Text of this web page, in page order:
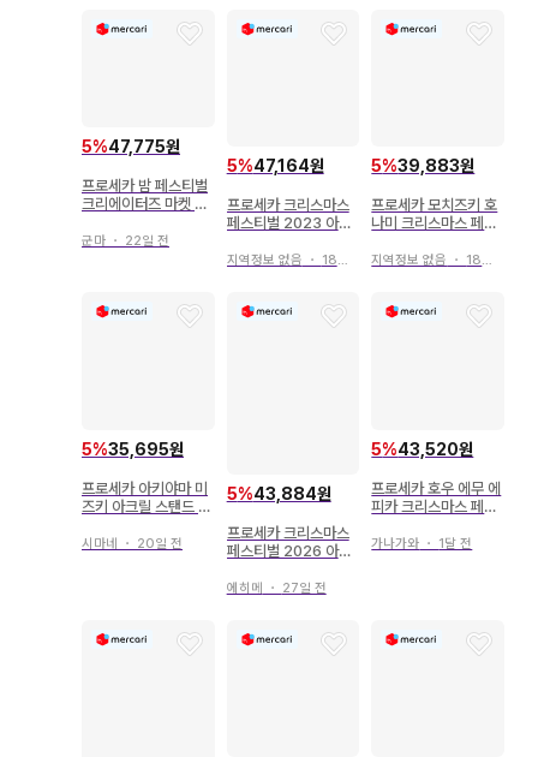
5%47,775원
프로세카 밤 페스티벌
크리에이터즈 마켓 쿠
군마 ・ 22일 전
5%47,164원
프로세카 크리스마스
페스티벌 2023 아크
하네
지역정보 없음 ・ 18일 전
5%39,883원
프로세카 모치즈키 호
나미 크리스마스 페스
탠드
지역정보 없음 ・ 18일 전
5%35,695원
프로세카 아키야마 미
즈키 아크릴 스탠드 캔
스 페스티벌
시마네 ・ 20일 전
5%43,884원
프로세카 크리스마스
페스티벌 2026 아이
스타
에히메 ・ 27일 전
5%43,520원
프로세카 호우 에무 에
피카 크리스마스 페스
가나가와 ・ 1달 전